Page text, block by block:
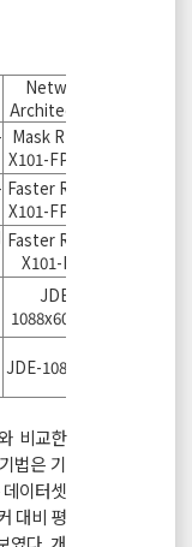
Network
Architecture
Mask R-CNN
X101-FPN
Faster R-CNN
X101-FPN
Faster R-CNN
X101-FPN
JDE-
1088x608
JDE-1088x608
비교한
법은 기
이터셋
대비 평